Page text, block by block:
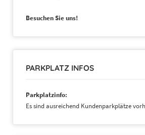
Besuchen Sie uns!
PARKPLATZ INFOS
Parkplatzinfo:
Es sind ausreichend Kundenparkplätze